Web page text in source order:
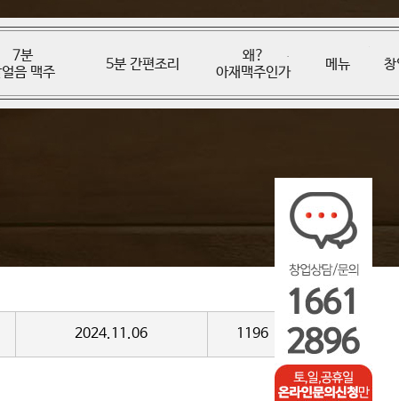
7분
음 맥주
5분 간편조리
왜?
아재맥주인가
메뉴
2024.11.06 1196